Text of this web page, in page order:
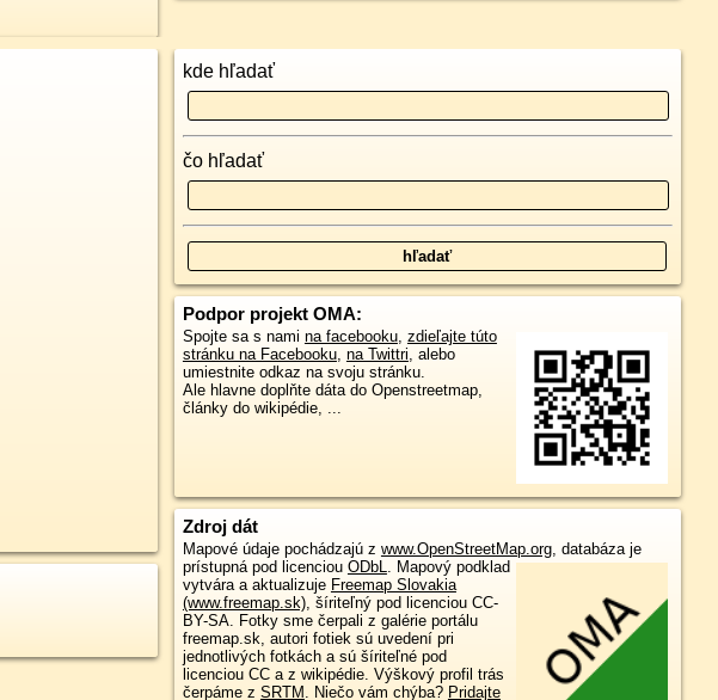
kde hľadať
čo hľadať
Podpor projekt OMA:
Spojte sa s nami na facebooku, zdieľajte túto
stránku na Facebooku, na Twittri, alebo
umiestnite odkaz na svoju stránku.
Ale hlavne doplňte dáta do Openstreetmap,
články do wikipédie, ...
Zdroj dát
Mapové údaje pochádzajú z www.OpenStreetMap.org, databáza je
prístupná pod licenciou ODbL. Mapový podklad
vytvára a aktualizuje Freemap Slovakia
(www.freemap.sk), šíriteľný pod licenciou CC-
BY-SA. Fotky sme čerpali z galérie portálu
freemap.sk, autori fotiek sú uvedení pri
jednotlivých fotkách a sú šíriteľné pod
licenciou CC a z wikipédie. Výškový profil trás
čerpáme z SRTM . Niečo vám chýba? Pridajte